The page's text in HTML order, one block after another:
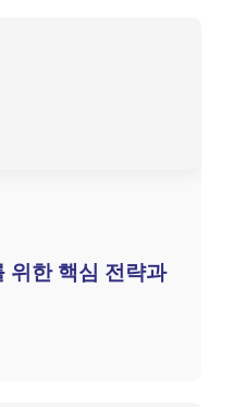
위한 핵심 전략과